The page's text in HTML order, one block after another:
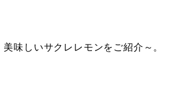
美味しいサクレレモンをご紹介～。